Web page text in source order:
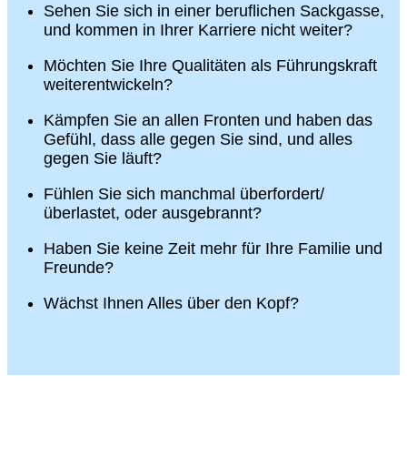
Sehen Sie sich in einer beruflichen Sackgasse,
und kommen in Ihrer Karriere nicht weiter?
Möchten Sie Ihre Qualitäten als Führungskraft
weiterentwickeln?
Kämpfen Sie an allen Fronten und haben das
Gefühl, dass alle gegen Sie sind, und alles
gegen Sie läuft?
Fühlen Sie sich manchmal überfordert/
überlastet, oder ausgebrannt?
Haben Sie keine Zeit mehr für Ihre Familie und
Freunde?
Wächst Ihnen Alles über den Kopf?